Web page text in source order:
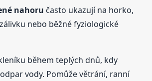
nahoru často ukazují na horko,
nebo běžné fyziologické
během teplých dnů, kdy
vody. Pomůže větrání, ranní